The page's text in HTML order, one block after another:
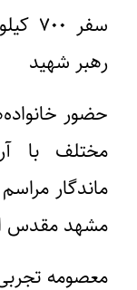
سفر
رهبر شهید
حضور
مختلف با
ماندگار
مشهد مقدس
معصومه